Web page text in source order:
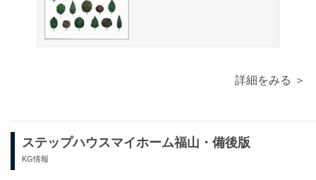
詳細をみる ＞
ステップハウスマイホーム福山・備後版
KG情報